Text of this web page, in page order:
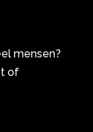
mensen?
of